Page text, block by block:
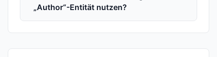
„Author“-Entität nutzen?